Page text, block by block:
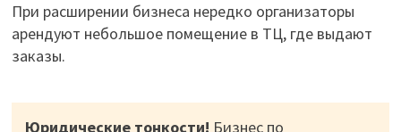
При расширении бизнеса нередко организаторы
арендуют небольшое помещение в ТЦ, где выдают
заказы.
Юридические тонкости! Бизнес по